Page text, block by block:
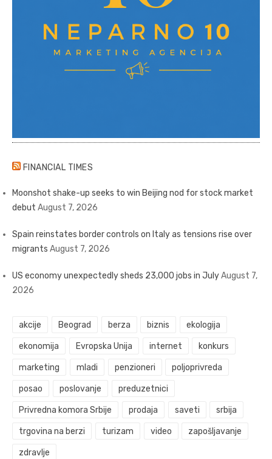
FINANCIAL TIMES
Moonshot shake-up seeks to win Beijing nod for stock market
debut August 7, 2026
Spain reinstates border controls on Italy as tensions rise over
migrants August 7, 2026
US economy unexpectedly sheds 23,000 jobs in JulyAugust 7,
2026
akcije Beograd berza biznis ekologija
ekonomija Evropska Unija internet konkurs
marketing mladi penzioneri poljoprivreda
posao poslovanje preduzetnici
Privredna komora Srbije prodaja saveti srbija
trgovina na berzi turizam video zapošljavanje
zdravlje